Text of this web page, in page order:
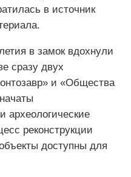
в источник
в замок вдохнули
сразу двух
и «Общества
археологические
реконструкции
доступны для